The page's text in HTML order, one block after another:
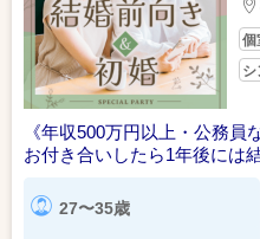
個
シ
《年収500万円以上・公務員
お付き合いしたら1年後には
27〜35歳